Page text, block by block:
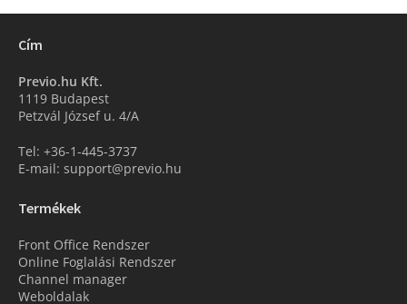
Cím
Previo.hu Kft.
1119 Budapest
Petzvál József u. 4/A
Tel: +36-1-445-3737
E-mail: support@previo.hu
Termékek
Front Office Rendszer
Online Foglalási Rendszer
Channel manager
Weboldalak